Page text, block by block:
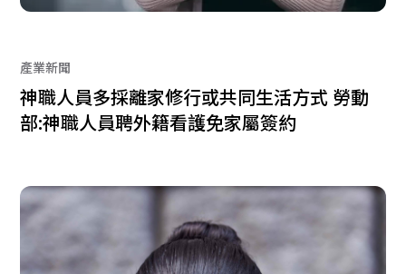
產業新聞
神職人員多採離家修行或共同生活方式 勞動
部:神職人員聘外籍看護免家屬簽約